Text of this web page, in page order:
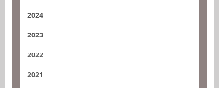
2024
2023
2022
2021